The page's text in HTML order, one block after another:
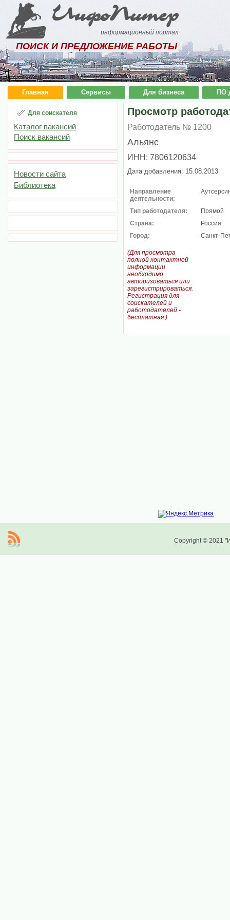
ИнфоПитер
информационный портал
ПОИСК И ПРЕДЛОЖЕНИЕ РАБОТЫ
Главная Сервисы Для бизнеса ПО
Для соискателя
Каталог вакансий
Поиск вакансий
Новости сайта
Библиотека
Просмотр
Работодатель № 1200
Альянс
ИНН: 7806120634
Дата добавления: 15.08.2013
Направление
деятельности:
Тип работодателя:
Прямой
Страна:
Россия
Город:
Санкт-
(Для просмотра
полной контактной
информации
необходимо
авторизоваться или
зарегистрироваться.
Регистрация для
соискателей и
работодателей -
бесплатная.)
Copyright © 2021